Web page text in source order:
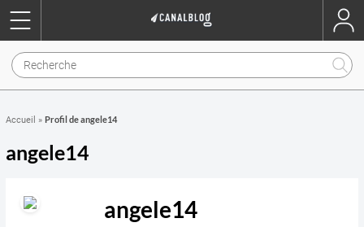
Accueil » Profil de angele14
angele14
angele14